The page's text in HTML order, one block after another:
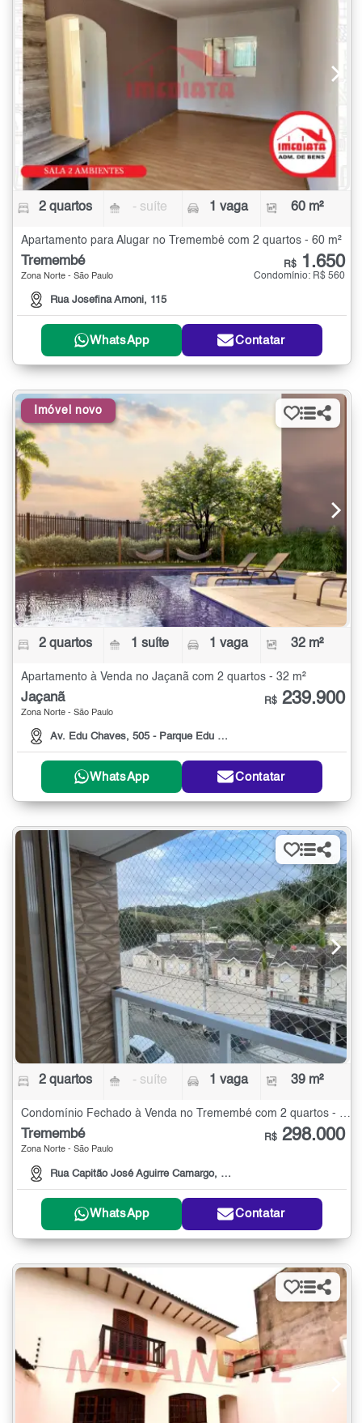
2 quartos - suíte 1 vaga 60 m²
Apartamento para Alugar no Tremembé com 2 quartos - 60 m²
Tremembé
Zona Norte - São Paulo
Rua Josefina Arnoni, 115
R$ 1.650
Condomínio: R$ 560
WhatsApp Contatar
Imóvel novo
2 quartos 1 suíte 1 vaga 32 m²
Apartamento à Venda no Jaçanã com 2 quartos - 32 m²
Jaçanã
Zona Norte - São Paulo
Av. Edu Chaves, 505 - Parque Edu Chaves, 505
R$ 239.900
WhatsApp Contatar
2 quartos - suíte 1 vaga 39 m²
Condomínio Fechado à Venda no Tremembé com 2 quartos - 39 m²
Tremembé
Zona Norte - São Paulo
Rua Capitão José Aguirre Camargo, 109
R$ 298.000
WhatsApp Contatar